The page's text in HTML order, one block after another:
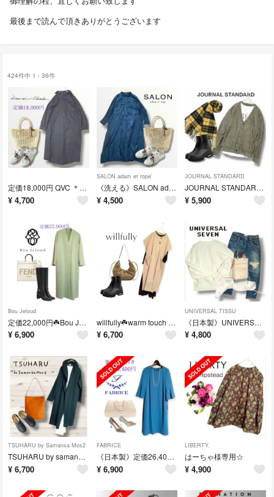
最後まで読んで頂きありがとうございます
424件中 1 - 36件
定価18,000円 QVC ＊Kawai Okada＊アシメシャツワンピース
¥ 4,700
SALON adam et rope'
《洗える》SALON adam et rope＊サテンシャツワンピース
¥ 4,500
JOURNAL STANDARD
JOURNAL STANDARD＊ウールコットンカーディガン
¥ 5,900
Bou Jeloud
定価22,000円☘️Bou Jeloud♡ライトコーディガン
¥ 6,900
willfully☘️warm touch over size gilet
¥ 6,700
UNIVERSAL TISSU
《日本製》UNIVERSAL SEVEN✨裏起毛クルーネックプルオーバー
¥ 4,800
TSUHARU by Samansa Mos2
TSUHARU by samansa mos2✨ウール混ドレープガウンコート
¥ 6,700
FABRICE
《日本製》定価26,400円♡新品タグ付き♡FABRICE ワンピース
¥ 6,900
LIBERTY.
はーちゃ様専用☆
¥ 4,900